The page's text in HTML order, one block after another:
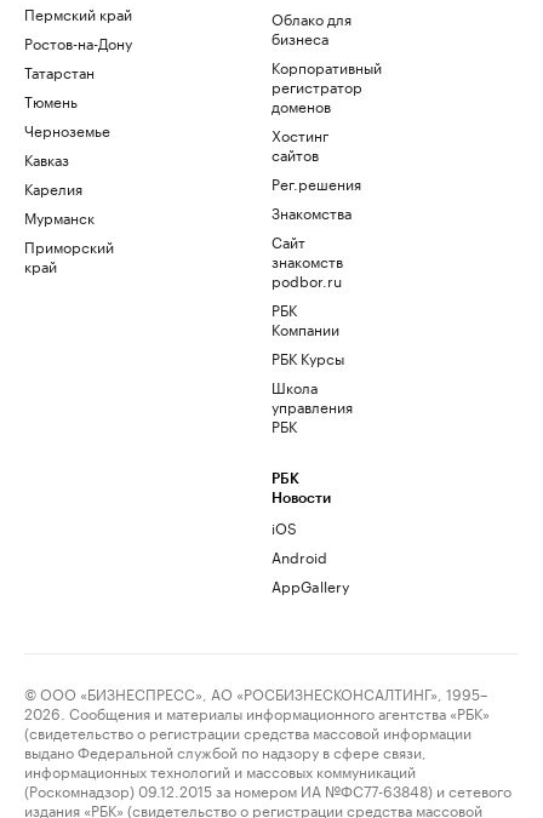
Пермский край
Ростов-на-Дону
Татарстан
Тюмень
Черноземье
Кавказ
Карелия
Мурманск
Приморский
край
Облако для
бизнеса
Корпоративный
регистратор
доменов
Хостинг
сайтов
Рег.решения
Знакомства
Сайт
знакомств
podbor.ru
РБК
Компании
РБК Курсы
Школа
управления
РБК
РБК
Новости
iOS
Android
AppGallery
© ООО «БИЗНЕСПРЕСС», АО «РОСБИЗНЕСКОНСАЛТИНГ», 1995–
2026. Сообщения и материалы информационного агентства «РБК»
(свидетельство о регистрации средства массовой информации
выдано Федеральной службой по надзору в сфере связи,
информационных технологий и массовых коммуникаций
(Роскомнадзор) 09.12.2015 за номером ИА №ФС77-63848) и сетевого
издания «РБК» (свидетельство о регистрации средства массовой